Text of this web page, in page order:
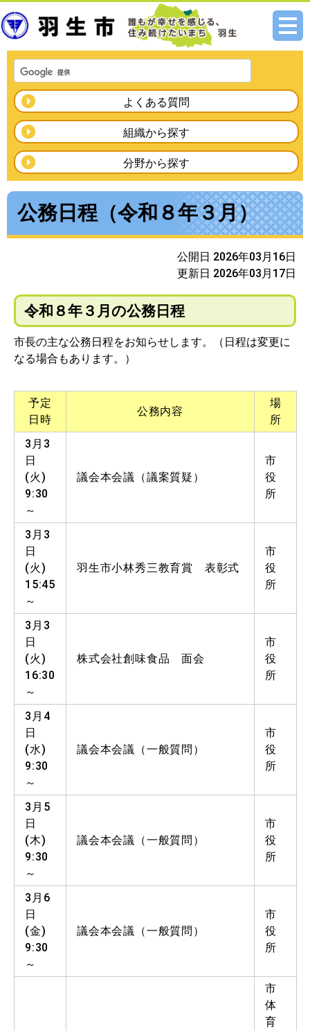
メニ
よくある質問
組織から探す
分野から探す
公務日程（令和８年３月）
公開日 2026年03月16日
更新日 2026年03月17日
令和８年３月の公務日程
市長の主な公務日程をお知らせします。（日程は変更に
なる場合もあります。）
予定
日時
公務内容
場
所
3月3
日
(火)
9:30
～
議会本会議（議案質疑）
市
役
所
3月3
日
(火)
15:45
～
羽生市小林秀三教育賞 表彰式
市
役
所
3月3
日
(火)
16:30
～
株式会社創味食品 面会
市
役
所
3月4
日
(水)
9:30
～
議会本会議（一般質問）
市
役
所
3月5
日
(木)
9:30
～
議会本会議（一般質問）
市
役
所
3月6
日
(金)
9:30
～
議会本会議（一般質問）
市
役
所
市
体
育